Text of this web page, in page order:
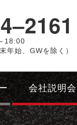
18:00
年始、GWを除く）
会社説明会